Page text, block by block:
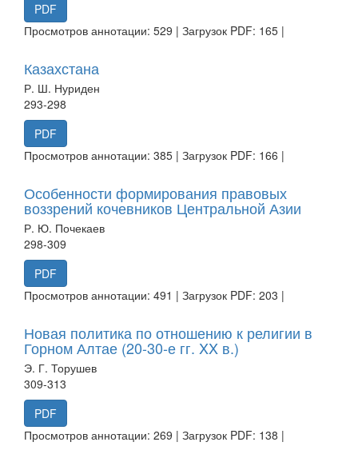
PDF
Просмотров аннотации: 529 | Загрузок PDF: 165 |
Казахстана
Р. Ш. Нуриден
293-298
PDF
Просмотров аннотации: 385 | Загрузок PDF: 166 |
Особенности формирования правовых
воззрений кочевников Центральной Азии
Р. Ю. Почекаев
298-309
PDF
Просмотров аннотации: 491 | Загрузок PDF: 203 |
Новая политика по отношению к религии в
Горном Алтае (20-30-е гг. XX в.)
Э. Г. Торушев
309-313
PDF
Просмотров аннотации: 269 | Загрузок PDF: 138 |